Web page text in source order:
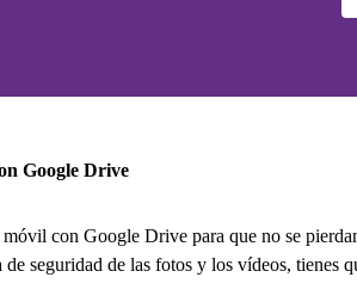
Google Drive
con Google Drive para que no se
seguridad de las fotos y los vídeos, tienes